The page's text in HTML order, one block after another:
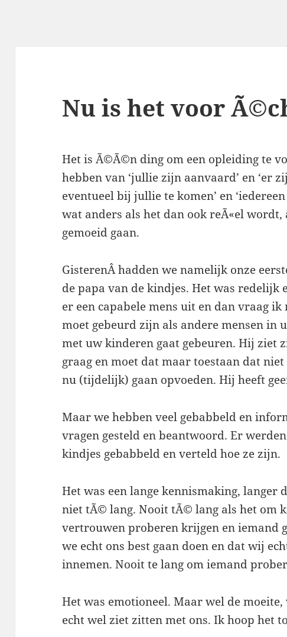
Nu is het voor
Het is Ã©Ã©n ding om een opleiding te
hebben van ‘jullie zijn aanvaard’ en ‘er
eventueel bij jullie te komen’ en
wat anders als het dan ook reÃ«el wordt,
gemoeid gaan.
GisterenÂ hadden we namelijk onze
de papa van de kindjes. Het was redelijk
er een capabele mens uit en dan vraag
moet gebeurd zijn als andere mensen in
met uw kinderen gaat gebeuren. Hij ziet
graag en moet dat maar toestaan dat
nu (tijdelijk) gaan opvoeden. Hij heeft
Maar we hebben veel gebabbeld en
vragen gesteld en beantwoord. Er
kindjes gebabbeld en verteld hoe ze zijn.
Het was een lange kennismaking, langer
niet tÃ© lang. Nooit tÃ© lang als het om
vertrouwen proberen krijgen en iemand
we echt ons best gaan doen en dat wij
innemen. Nooit te lang om iemand
Het was emotioneel. Maar wel de
echt wel ziet zitten met ons. Ik hoop het